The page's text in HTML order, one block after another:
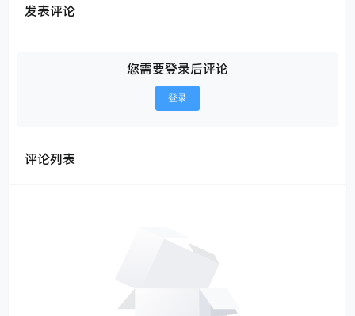
发表评论
您需要登录后评论
登录
评论列表